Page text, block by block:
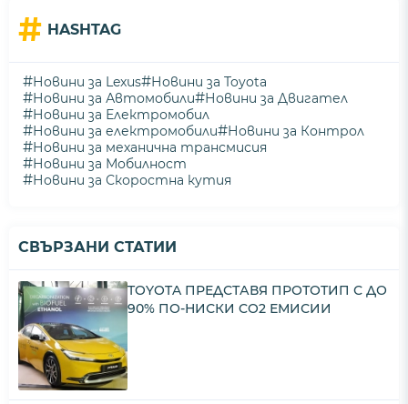
# HASHTAG
#Новини за Lexus#Новини за Toyota
#Новини за Автомобили#Новини за Двигател
#Новини за Електромобил
#Новини за електромобили#Новини за Контрол
#Новини за механична трансмисия
#Новини за Мобилност
#Новини за Скоростна кутия
СВЪРЗАНИ СТАТИИ
TOYOTA ПРЕДСТАВЯ ПРОТОТИП С ДО
90% ПО-НИСКИ CO2 ЕМИСИИ